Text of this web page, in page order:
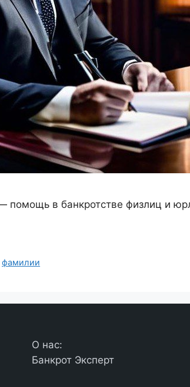
в банкротстве физлиц и
фамилии
О нас:
Банкрот Эксперт